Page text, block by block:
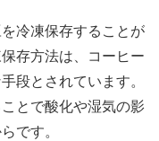
冷凍保存することが
存方法は、コーヒー
段とされています。
とで酸化や湿気の影
です。